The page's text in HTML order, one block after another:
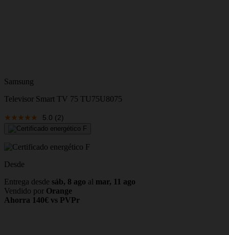
Samsung
Televisor Smart TV 75 TU75U8075
5.0 (2)
Desde
Entrega desde sáb, 8 ago al mar, 11 ago
Vendido por Orange
Ahorra 140€ vs PVPr